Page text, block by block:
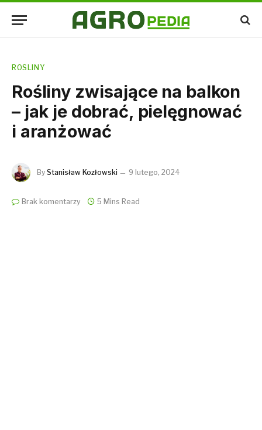
ROSLINY
Rośliny zwisające na balkon
– jak je dobrać, pielęgnować
i aranżować
By Stanisław Kozłowski 9 lutego, 2024
Brak komentarzy 5 Mins Read